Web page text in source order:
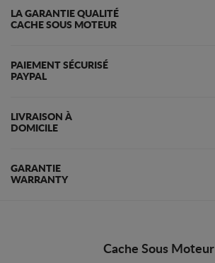
LA GARANTIE QUALITÉ
CACHE SOUS MOTEUR
PAIEMENT SÉCURISÉ
PAYPAL
LIVRAISON À
DOMICILE
GARANTIE
WARRANTY
Cache Sous Moteur